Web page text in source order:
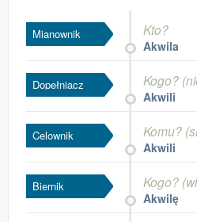
Mianownik Kto?
Akwila
Dopełniacz Kogo?
Akwili
Celownik Komu?
Akwili
Biernik Kogo?
Akwilę